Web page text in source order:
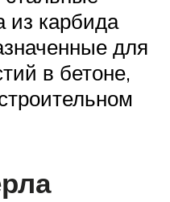
из карбида
для
в бетоне,